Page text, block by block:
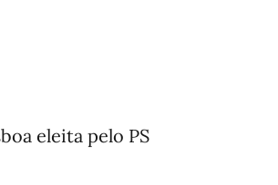
eleita pelo PS